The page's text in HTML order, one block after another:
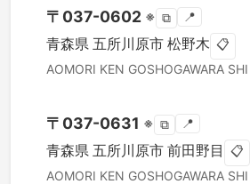
〒 037-0602 ※ ⧉ 📍
青森県 五所川原市 松野木 📋
AOMORI KEN GOSHOGAWARA SHI
〒 037-0631 ※ ⧉ 📍
青森県 五所川原市 前田野目 📋
AOMORI KEN GOSHOGAWARA SHI